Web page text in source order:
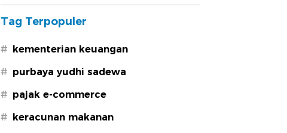
Tag Terpopuler
# kementerian keuangan
# purbaya yudhi sadewa
# pajak e-commerce
# keracunan makanan